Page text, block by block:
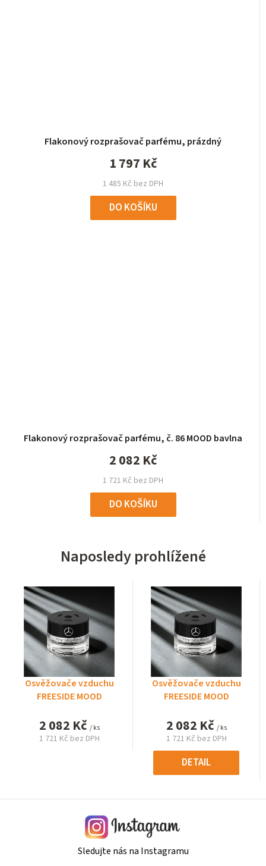
Flakonový rozprašovač parfému, prázdný
1 485 Kč bez DPH
1 797 Kč
DO KOŠÍKU
Flakonový rozprašovač parfému, č. 86 MOOD bavlna
1 721 Kč bez DPH
2 082 Kč
DO KOŠÍKU
Naposledy prohlížené
Osvěžovače vzduchu
FREESIDE MOOD
2 082 Kč / ks
1 721 Kč bez DPH
Osvěžovače vzduchu
FREESIDE MOOD
2 082 Kč / ks
1 721 Kč bez DPH
Měrná
cena:
DETAIL
Sledujte nás na Instagramu